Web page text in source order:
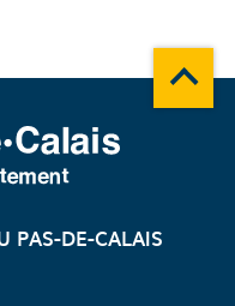
PAS-DE-CALAIS